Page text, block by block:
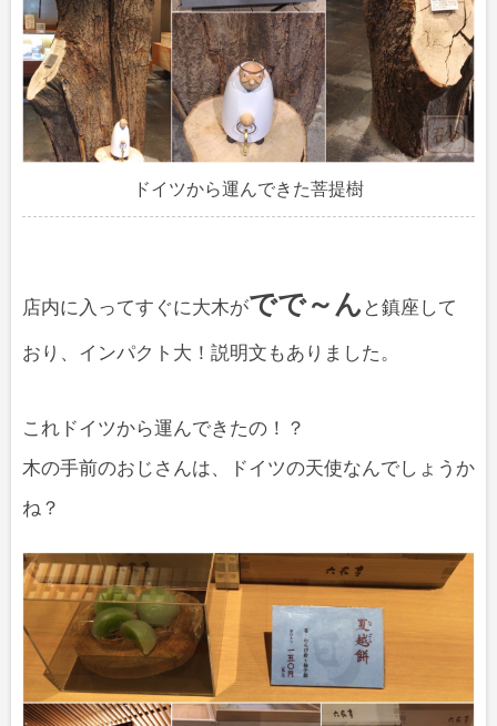
ドイツから運んできた菩提樹
店内に入ってすぐに大木がでで～ん と鎮座して
おり、インパクト大！説明文もありました。
これドイツから運んできたの！？
木の手前のおじさんは、ドイツの天使なんでしょうか
ね？